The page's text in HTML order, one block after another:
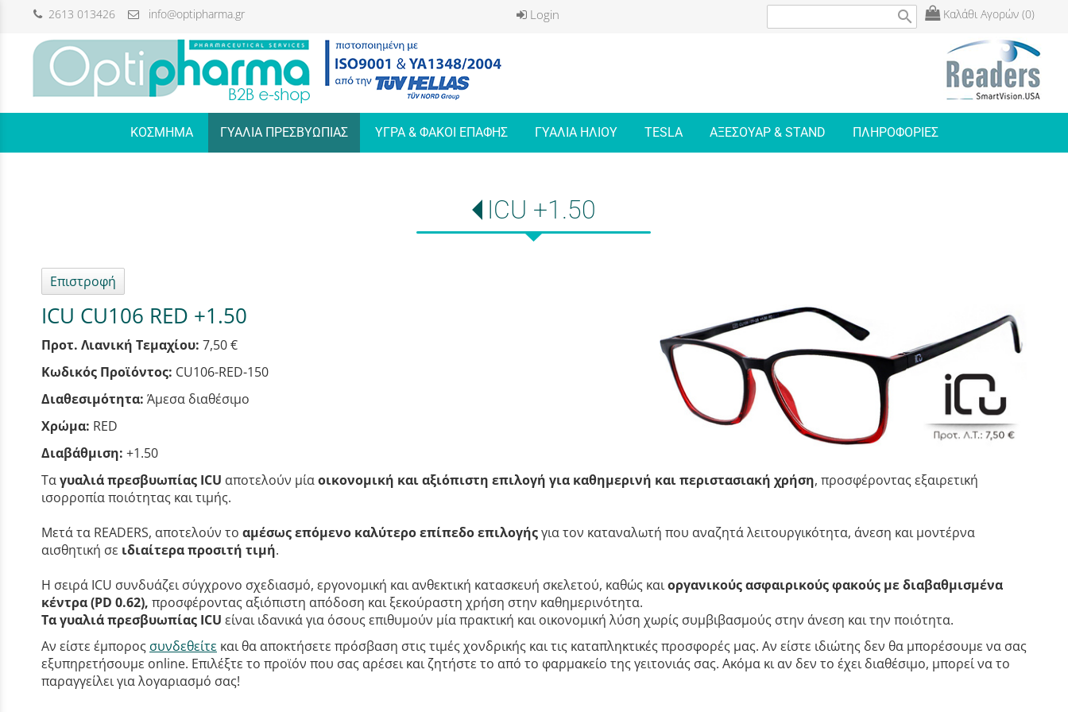
2613 013426 info@optipharma.gr Login Καλάθι Αγορών (0)
search
ΚΟΣΜΗΜΑ ΓΥΑΛΙΑ ΠΡΕΣΒΥΩΠΙΑΣ ΥΓΡΑ & ΦΑΚΟΙ ΕΠΑΦΗΣ ΓΥΑΛΙΑ ΗΛΙΟΥ TESLA ΑΞΕΣΟΥΑΡ & STAND ΠΛΗΡΟΦΟΡΙΕΣ
ICU +1.50
Επιστροφή
ICU CU106 RED +1.50
Προτ. Λιανική Τεμαχίου: 7,50 €
Κωδικός Προϊόντος: CU106-RED-150
Διαθεσιμότητα: Άμεσα διαθέσιμο
Χρώμα: RED
Διαβάθμιση: +1.50
Ταγυαλιά πρεσβυωπίας ICU αποτελούν μίαοικονομική και αξιόπιστη επιλογή για καθημερινή και περιστασιακή χρήση, προσφέροντας εξαιρετική
ισορροπία ποιότητας και τιμής.
Μετά τα READERS, αποτελούν το αμέσως επόμενο καλύτερο επίπεδο επιλογήςγια τον καταναλωτή που αναζητά λειτουργικότητα, άνεση και μοντέρνα
αισθητική σε ιδιαίτερα προσιτή τιμή.
Η σειρά ICU συνδυάζει σύγχρονο σχεδιασμό, εργονομική και ανθεκτική κατασκευή σκελετού, καθώς καιοργανικούς ασφαιρικούς φακούς με διαβαθμισμένα
κέντρα (PD 0.62), προσφέροντας αξιόπιστη απόδοση και ξεκούραστη χρήση στην καθημερινότητα.
Τα γυαλιά πρεσβυωπίας ICU είναι ιδανικά για όσους επιθυμούν μία πρακτική και οικονομική λύση χωρίς συμβιβασμούς στην άνεση και την ποιότητα.
Αν είστε έμπορος συνδεθείτε και θα αποκτήσετε πρόσβαση στις τιμές χονδρικής και τις καταπληκτικές προσφορές μας. Αν είστε ιδιώτης δεν θα μπορέσουμε να σας
εξυπηρετήσουμε online. Επιλέξτε το προϊόν που σας αρέσει και ζητήστε το από το φαρμακείο της γειτονιάς σας. Ακόμα κι αν δεν το έχει διαθέσιμο, μπορεί να το
παραγγείλει για λογαριασμό σας!